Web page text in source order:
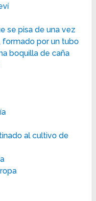
se pisa de una vez
formado por un tubo
boquilla de caña
al cultivo de